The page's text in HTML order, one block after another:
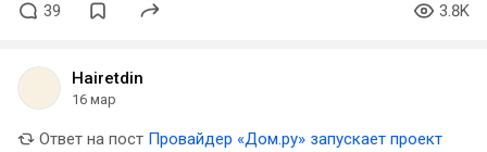
39 3.8K
Hairetdin
16 мар
Ответ на пост Провайдер «Дом.ру» запускает проект